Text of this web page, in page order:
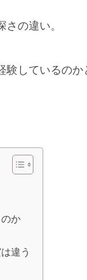
の違い。
しているのか
か
違う